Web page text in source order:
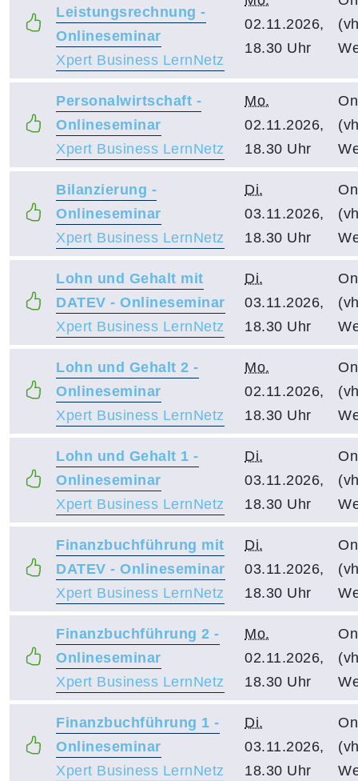
Leistungsrechnung -
Onlineseminar
Xpert Business LernNetz
02.11.2026,
18.30 Uhr
Personalwirtschaft -
Onlineseminar
Xpert Business LernNetz
Mo.
02.11.2026,
18.30 Uhr
Bilanzierung -
Onlineseminar
Xpert Business LernNetz
Di.
03.11.2026,
18.30 Uhr
Lohn und Gehalt mit
DATEV - Onlineseminar
Xpert Business LernNetz
Di.
03.11.2026,
18.30 Uhr
Lohn und Gehalt 2 -
Onlineseminar
Xpert Business LernNetz
Mo.
02.11.2026,
18.30 Uhr
Lohn und Gehalt 1 -
Onlineseminar
Xpert Business LernNetz
Di.
03.11.2026,
18.30 Uhr
Finanzbuchführung mit
DATEV - Onlineseminar
Xpert Business LernNetz
Di.
03.11.2026,
18.30 Uhr
Finanzbuchführung 2 -
Onlineseminar
Xpert Business LernNetz
Mo.
02.11.2026,
18.30 Uhr
Finanzbuchführung 1 -
Onlineseminar
Xpert Business LernNetz
Di.
03.11.2026,
18.30 Uhr